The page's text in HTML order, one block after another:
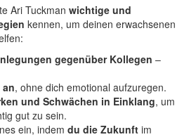
Ari Tuckman wichtige und
kennen, um deinen erwachsenen
gegenüber Kollegen –
an, ohne dich emotional aufzuregen.
und Schwächen in Einklang, um
gut zu sein.
ein, indem du die Zukunft im